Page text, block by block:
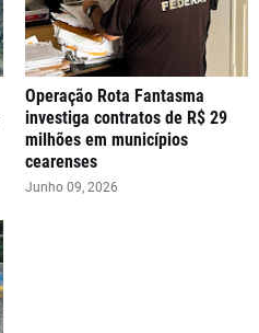
Operação Rota Fantasma
investiga contratos de R$ 29
milhões em municípios
cearenses
Junho 09, 2026